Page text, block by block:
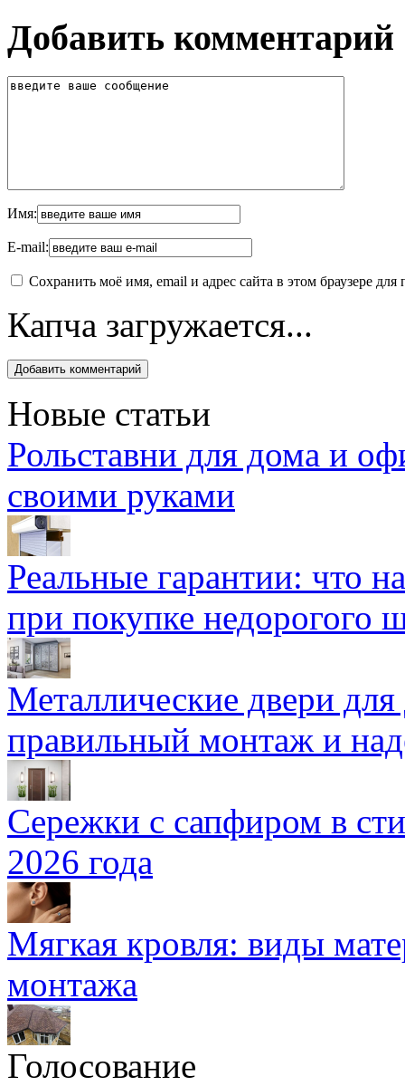
Добавить комментарий
Имя:
E-mail:
Сохранить моё имя, email и адрес сайта в этом браузере
Капча загружается...
Новые статьи
Рольставни для дома и
своими руками
Реальные гарантии: что
при покупке недорогого
Металлические двери
правильный монтаж и
Сережки с сапфиром в
2026 года
Мягкая кровля: виды
монтажа
Голосование